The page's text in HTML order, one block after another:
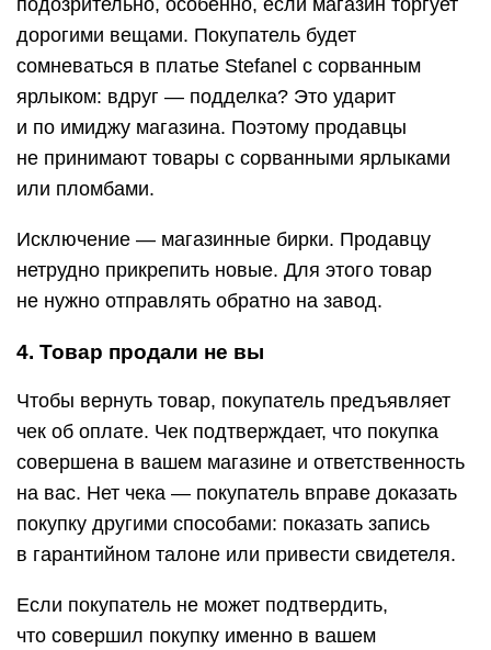
подозрительно, особенно, если магазин торгует
дорогими вещами. Покупатель будет
сомневаться в платье Stefanel с сорванным
ярлыком: вдруг — подделка? Это ударит
и по имиджу магазина. Поэтому продавцы
не принимают товары с сорванными ярлыками
или пломбами.
Исключение — магазинные бирки. Продавцу
нетрудно прикрепить новые. Для этого товар
не нужно отправлять обратно на завод.
4. Товар продали не вы
Чтобы вернуть товар, покупатель предъявляет
чек об оплате. Чек подтверждает, что покупка
совершена в вашем магазине и ответственность
на вас. Нет чека — покупатель вправе доказать
покупку другими способами: показать запись
в гарантийном талоне или привести свидетеля.
Если покупатель не может подтвердить,
что совершил покупку именно в вашем